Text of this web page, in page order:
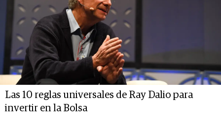
Las 10 reglas universales de Ray Dalio para
invertir en la Bolsa